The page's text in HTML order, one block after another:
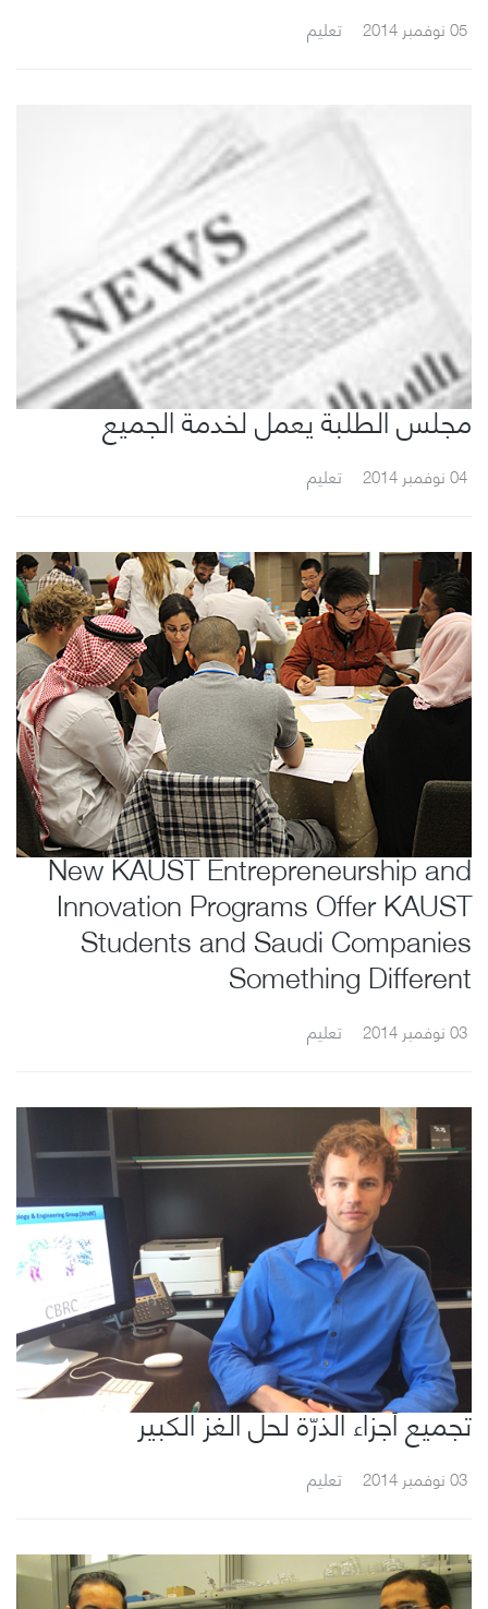
05 نوفمبر 2014 تعليم
مجلس الطلبة يعمل لخدمة الجميع
04 نوفمبر 2014 تعليم
New KAUST Entrepreneurship and
Innovation Programs Offer KAUST
Students and Saudi Companies
Something Different
03 نوفمبر 2014 تعليم
تجميع أجزاء الذرّة لحل الغز الكبير
03 نوفمبر 2014 تعليم